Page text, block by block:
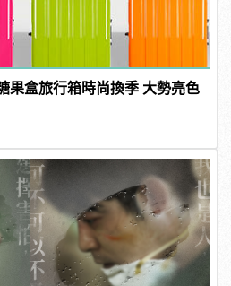
果盒旅行箱時尚換季 大勢亮色